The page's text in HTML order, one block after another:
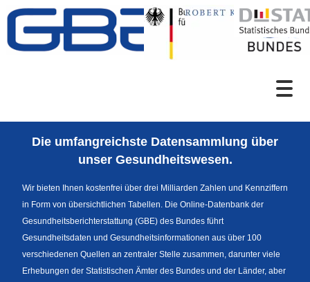
Zum Inhalt
Sprachumschaltung
Die umfangreichste Datensammlung über
unser Gesundheitswesen.
Wir bieten Ihnen kostenfrei über drei Milliarden Zahlen und Kennziffern
in Form von übersichtlichen Tabellen. Die Online-Datenbank der
Gesundheitsberichterstattung (GBE) des Bundes führt
Gesundheitsdaten und Gesundheitsinformationen aus über 100
verschiedenen Quellen an zentraler Stelle zusammen, darunter viele
Erhebungen der Statistischen Ämter des Bundes und der Länder, aber